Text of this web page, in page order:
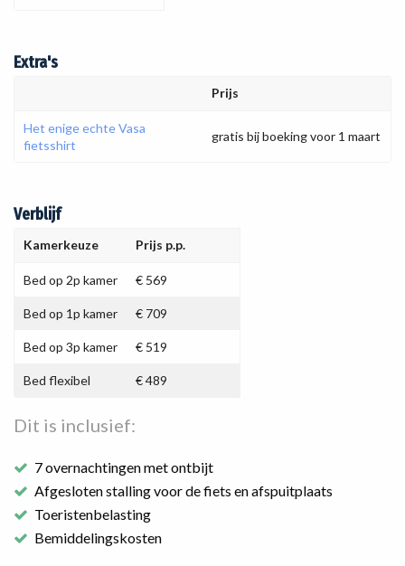
Extra's
Prijs
Het enige echte Vasa
fietsshirt
gratis bij boeking voor 1 maart
Verblijf
Kamerkeuze Prijs p.p.
Bed op 2p kamer € 569
Bed op 1p kamer € 709
Bed op 3p kamer € 519
Bed flexibel € 489
Dit is inclusief:
7 overnachtingen met ontbijt
Afgesloten stalling voor de fiets en afspuitplaats
Toeristenbelasting
Bemiddelingskosten